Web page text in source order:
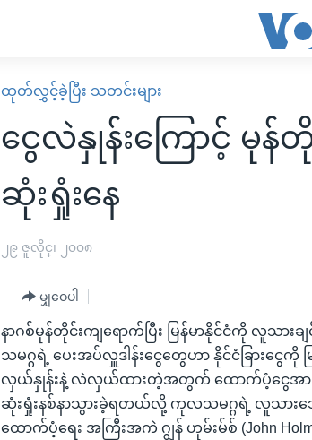
ထုတ်လွှင့်ခဲ့ပြီး သတင်းများ
ငွေလဲနှုန်းကြောင့် မု
ဆုံးရှုံးနေ
၂၉ ဇူလိုင္၊ ၂၀၀၈
မျှဝေပါ
နာဂစ်မုန်တိုင်းကျရောက်ပြီး မြန်မာနိုင်ငံကို လူသ
သမဂ္ဂရဲ့ ပေးအပ်လှူဒါန်းငွေတွေဟာ နိုင်ငံခြားငွေကို
လှယ်နှုန်းနဲ့ လဲလှယ်ထားတဲ့အတွက် ထောက်ပံ့ငွေအား
ဆုံးရှုံးနစ်နာသွားခဲ့ရတယ်လို့ ကုလသမဂ္ဂရဲ့ လူသာ
ထောက်ပံ့ရေး အကြီးအကဲ ဂျွန် ဟုမ်းမ်စ် (John